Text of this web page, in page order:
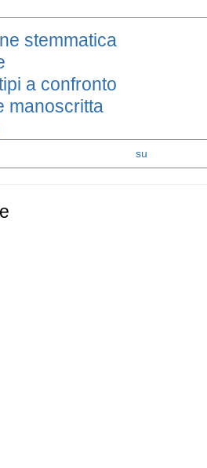
stemmatica
a confronto
manoscritta
su